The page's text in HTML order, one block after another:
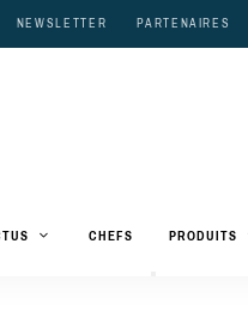
NEWSLETTER PARTENAIRES
CHEFS PRODUITS